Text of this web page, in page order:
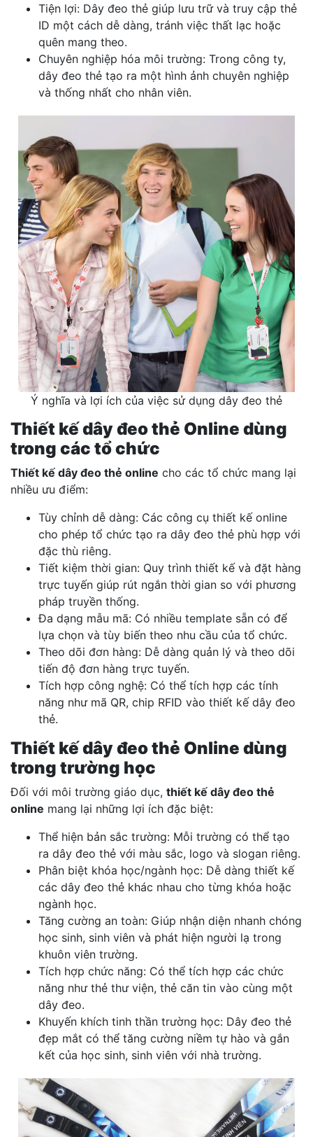
Tiện lợi: Dây đeo thẻ giúp lưu trữ và truy cập thẻ
ID một cách dễ dàng, tránh việc thất lạc hoặc
quên mang theo.
Chuyên nghiệp hóa môi trường: Trong công ty,
dây đeo thẻ tạo ra một hình ảnh chuyên nghiệp
và thống nhất cho nhân viên.
Ý nghĩa và lợi ích của việc sử dụng dây đeo thẻ
Thiết kế dây đeo thẻ Online dùng
trong các tổ chức
Thiết kế dây đeo thẻ online cho các tổ chức mang lại
nhiều ưu điểm:
Tùy chỉnh dễ dàng: Các công cụ thiết kế online
cho phép tổ chức tạo ra dây đeo thẻ phù hợp với
đặc thù riêng.
Tiết kiệm thời gian: Quy trình thiết kế và đặt hàng
trực tuyến giúp rút ngắn thời gian so với phương
pháp truyền thống.
Đa dạng mẫu mã: Có nhiều template sẵn có để
lựa chọn và tùy biến theo nhu cầu của tổ chức.
Theo dõi đơn hàng: Dễ dàng quản lý và theo dõi
tiến độ đơn hàng trực tuyến.
Tích hợp công nghệ: Có thể tích hợp các tính
năng như mã QR, chip RFID vào thiết kế dây đeo
thẻ.
Thiết kế dây đeo thẻ Online dùng
trong trường học
Đối với môi trường giáo dục, thiết kế dây đeo thẻ
online mang lại những lợi ích đặc biệt:
Thể hiện bản sắc trường: Mỗi trường có thể tạo
ra dây đeo thẻ với màu sắc, logo và slogan riêng.
Phân biệt khóa học/ngành học: Dễ dàng thiết kế
các dây đeo thẻ khác nhau cho từng khóa hoặc
ngành học.
Tăng cường an toàn: Giúp nhận diện nhanh chóng
học sinh, sinh viên và phát hiện người lạ trong
khuôn viên trường.
Tích hợp chức năng: Có thể tích hợp các chức
năng như thẻ thư viện, thẻ căn tin vào cùng một
dây đeo.
Khuyến khích tinh thần trường học: Dây đeo thẻ
đẹp mắt có thể tăng cường niềm tự hào và gắn
kết của học sinh, sinh viên với nhà trường.